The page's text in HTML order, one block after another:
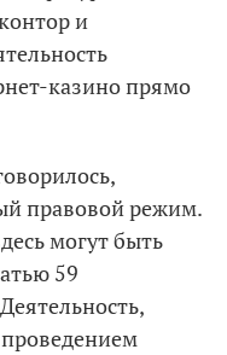
и
казино прямо
правовой режим.
могут быть
59